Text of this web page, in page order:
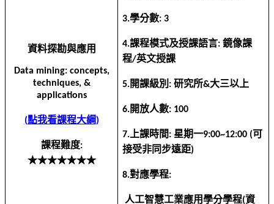
資料探勘與應用
Data mining: concepts,
techniques, &
applications
(點我看課程大綱)
課程難度:
★★★★★★★
3.學分數: 3
4.課程模式及授課語言:鏡像課
程/英文授課
5.開課級別 :研究所&大三以上
6.開放人數: 100
7. 上課時間:星期一9:00~12:00 (可
接受非同步遠距)
8.對應學程:
人工智慧工業應用學分學程(資